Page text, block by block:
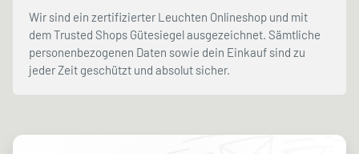
Wir sind ein zertifizierter Leuchten Onlineshop und mit
dem Trusted Shops Gütesiegel ausgezeichnet. Sämtliche
personenbezogenen Daten sowie dein Einkauf sind zu
jeder Zeit geschützt und absolut sicher.